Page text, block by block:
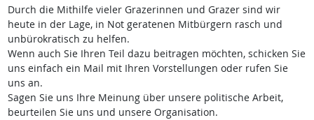
Durch die Mithilfe vieler Grazerinnen und Grazer sind wir
heute in der Lage, in Not geratenen Mitbürgern rasch und
unbürokratisch zu helfen.
Wenn auch Sie Ihren Teil dazu beitragen möchten, schicken Sie
uns einfach ein Mail mit Ihren Vorstellungen oder rufen Sie
uns an.
Sagen Sie uns Ihre Meinung über unsere politische Arbeit,
beurteilen Sie uns und unsere Organisation.